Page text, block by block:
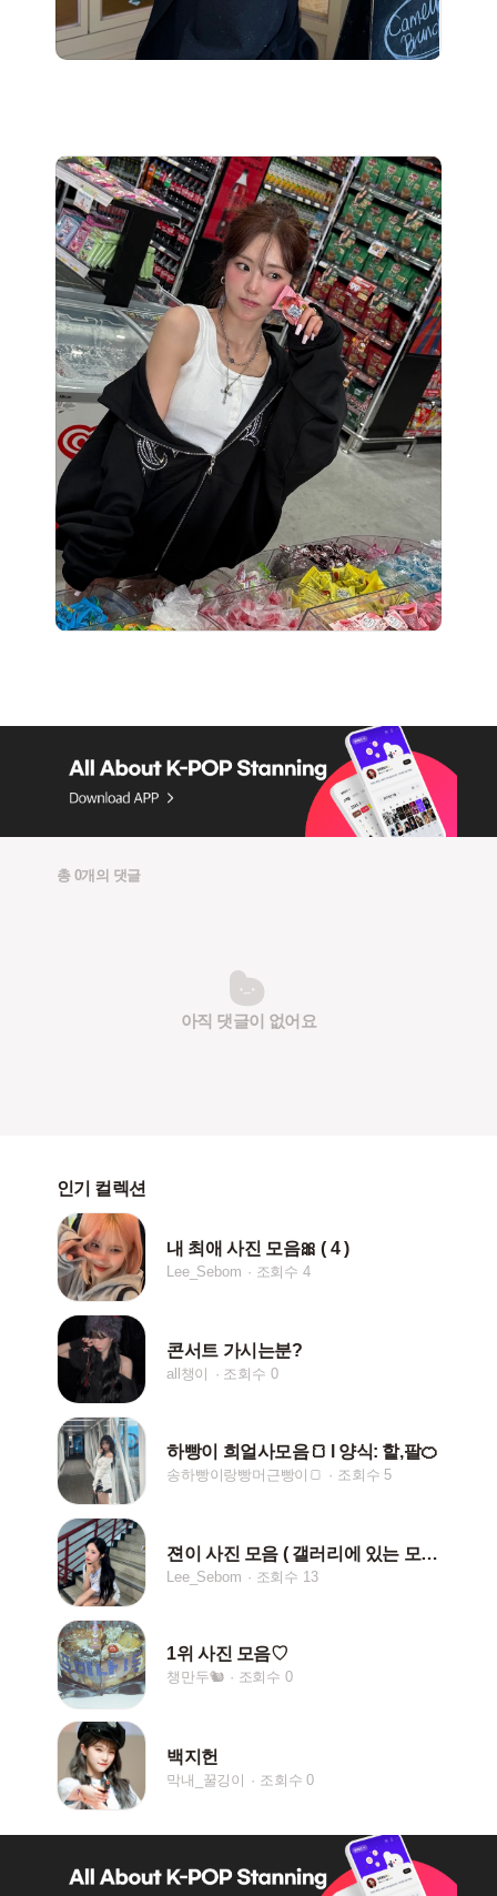
총 0개의 댓글
아직 댓글이 없어요
인기 컬렉션
내 최애 사진 모음🎀 ( 4 )
Lee_Sebom 조회수 4
콘서트 가시는분?
all챙이 조회수 0
하빵이 희얼사모음🍞 l 양식: 핱,팔🍊
송하빵이랑빵머근빵이🍞 조회수 5
젼이 사진 모음 ( 갤러리에 있는 모든 젼이 나와ㅏ )
Lee_Sebom 조회수 13
1위 사진 모음♡
챙만두🐿 조회수 0
백지헌
막내_꿀깅이 조회수 0